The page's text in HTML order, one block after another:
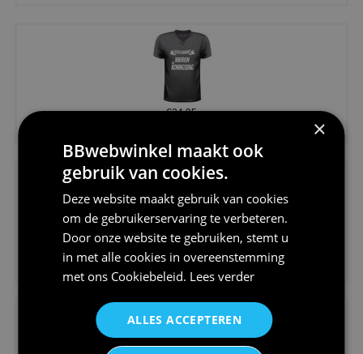
€24,95
×
BBwebwinkel maakt ook
gebruik van cookies.
Deze website maakt gebruik van cookies
om de gebruikerservaring te verbeteren.
Door onze website te gebruiken, stemt u
in met alle cookies in overeenstemming
met ons Cookiebeleid. Lees verder
ALLES ACCEPTEREN